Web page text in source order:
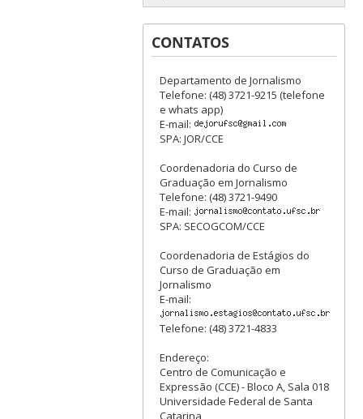
CONTATOS
Departamento de Jornalismo
Telefone: (48) 3721-9215 (telefone
e whats app)
E-mail:
SPA: JOR/CCE
Coordenadoria do Curso de
Graduação em Jornalismo
Telefone: (48) 3721-9490
E-mail:
SPA: SECOGCOM/CCE
Coordenadoria de Estágios do
Curso de Graduação em
Jornalismo
E-mail:
Telefone: (48) 3721-4833
Endereço:
Centro de Comunicação e
Expressão (CCE) - Bloco A, Sala 018
Universidade Federal de Santa